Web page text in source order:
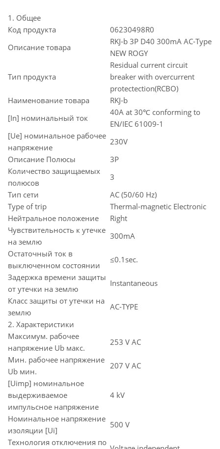
1. Общее
Код продукта
06230498R0
Описание товара
RKJ-b 3P D40 300mA AC-Type
NEW ROGY
Тип продукта
Residual current circuit
breaker with overcurrent
protectection(RCBO)
Наименование товара
RKJ-b
[In] номинальный ток
40A at 30℃ conforming to
EN/IEC 61009-1
[Ue] номинальное рабочее
напряжение
230V
Описание Полюсы
3P
Количество защищаемых
полюсов
3
Тип сети
AC (50/60 Hz)
Type of trip
Thermal-magnetic Electronic
Нейтральное положение
Right
Чувствительность к утечке
на землю
300mA
Остаточный ток в
выключенном состоянии
≤0.1sec.
Задержка времени защиты
от утечки на землю
Instantaneous
Класс защиты от утечки на
землю
AC-TYPE
2. Характеристики
Максимум. рабочее
напряжение Ub макс.
253 V AC
Мин. рабочее напряжение
Ub мин.
207 V AC
[Uimp] номинальное
выдерживаемое
импульсное напряжение
4 kV
Номинальное напряжение
изоляции [Ui]
500 V
Технология отключения по